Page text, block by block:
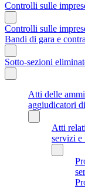
Controlli sulle
Controlli sulle
Bandi di gara e
Sotto-sezioni
Atti delle
aggiudicatori
Atti
servizi e